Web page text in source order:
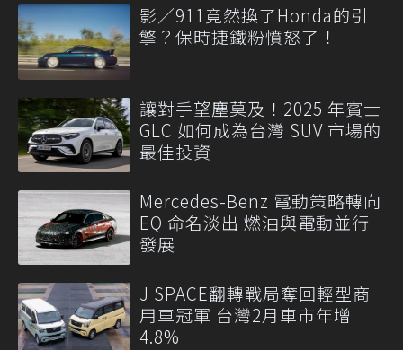
影／911竟然換了Honda的引
擎？保時捷鐵粉憤怒了！
讓對手望塵莫及！2025 年賓士
GLC 如何成為台灣 SUV 市場的
最佳投資
Mercedes-Benz 電動策略轉向
EQ 命名淡出 燃油與電動並行
發展
J SPACE翻轉戰局奪回輕型商
用車冠軍 台灣2月車市年增
4.8%